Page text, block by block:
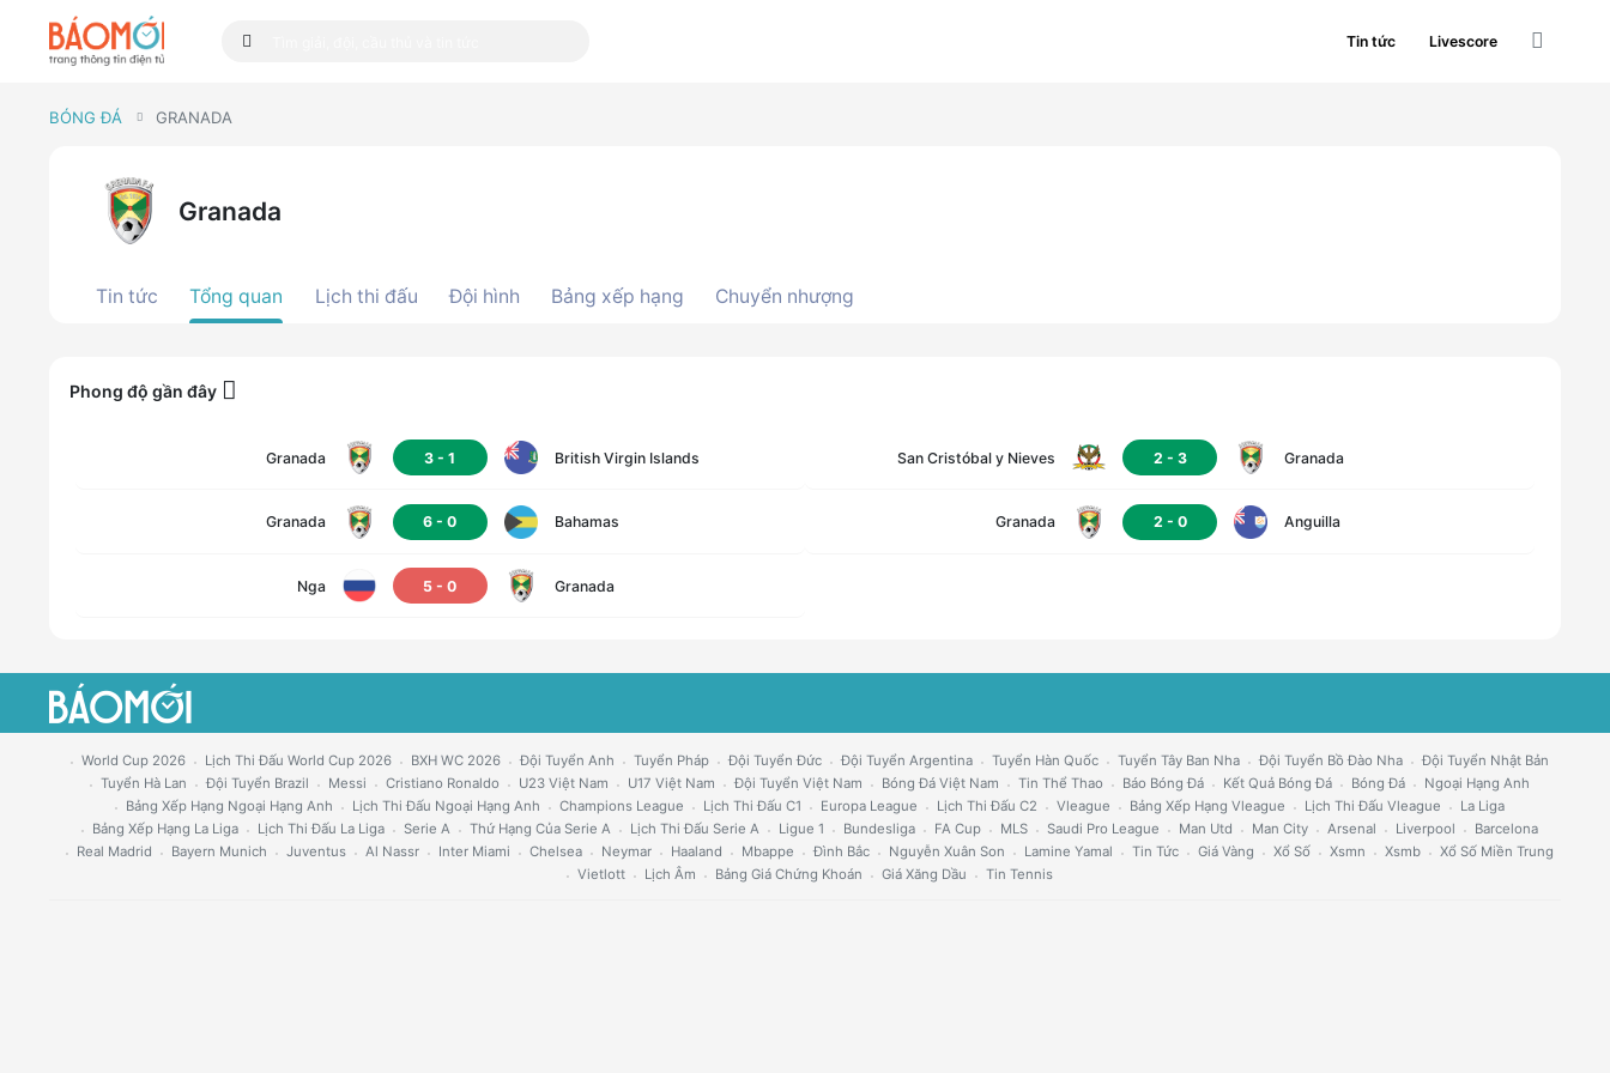
Tin tức Livescore
BÓNG ĐÁ GRANADA
Granada
Tin tức Tổng quan Lịch thi đấu Đội hình Bảng xếp hạng Chuyển nhượng
Phong độ gần đây
Granada 3 -1 British Virgin Islands San Cristóbal y Nieves 2 - 3 Granada
Granada 6 -0 Bahamas Granada 2 - 0 Anguilla
Nga 5 -0 Granada
World Cup 2026 Lịch Thi Đấu World Cup 2026 BXH WC 2026 Đội Tuyển Anh Tuyển Pháp Đội Tuyển Đức Đội Tuyển Argentina Tuyển Hàn Quốc Tuyển Tây Ban Nha Đội Tuyển Bồ Đào Nha
Đội Tuyển Nhật Bản
Tuyển Hà Lan
Đội Tuyển Brazil Messi Cristiano Ronaldo U23 Việt Nam U17 Việt Nam Đội Tuyển Việt Nam Bóng Đá Việt Nam Tin Thể Thao Báo Bóng Đá Kết Quả Bóng Đá Bóng Đá
Ngoại Hạng Anh
Bảng Xếp Hạng Ngoại Hạng Anh
Lịch Thi Đấu Ngoại Hạng Anh Champions League Lịch Thi Đấu C1 Europa League Lịch Thi Đấu C2 Vleague Bảng Xếp Hạng Vleague Lịch Thi Đấu Vleague
La Liga
Bảng Xếp Hạng La Liga
Lịch Thi Đấu La Liga Serie A Thứ Hạng Của Serie A Lịch Thi Đấu Serie A Ligue 1 Bundesliga FA Cup MLS Saudi Pro League Man Utd Man City Arsenal Liverpool
Barcelona
Real Madrid
Bayern Munich Juventus Al Nassr Inter Miami Chelsea Neymar Haaland Mbappe Đình Bắc Nguyễn Xuân Son Lamine Yamal Tin Tức Giá Vàng Xổ Số Xsmn Xsmb
Xổ Số Miền Trung
Vietlott
Lịch Âm Bảng Giá Chứng Khoán Giá Xăng Dầu Tin Tennis